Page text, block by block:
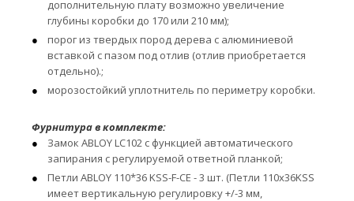
дополнительную плату возможно увеличение
глубины коробки до 170 или 210 мм);
порог из твердых пород дерева с алюминиевой
вставкой с пазом под отлив (отлив приобретается
отдельно).;
морозостойкий уплотнитель по периметру коробки.
Фурнитура в комплекте:
Замок ABLOY LC102 с функцией автоматического
запирания с регулируемой ответной планкой;
Петли ABLOY 110*36 KSS-F-CE - 3 шт. (Петли 110x36KSS
имеет вертикальную регулировку +/-3 мм,